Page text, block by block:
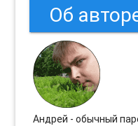
Об
Андрей - обычный